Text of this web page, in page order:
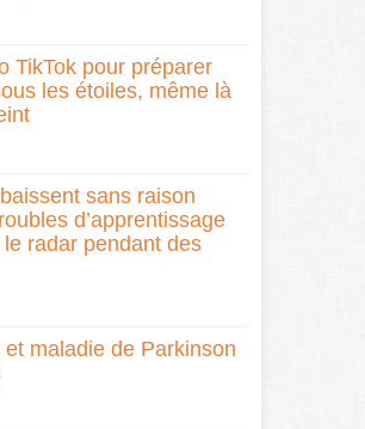
TikTok pour préparer
les étoiles, même là
sans raison
d’apprentissage
radar pendant des
maladie de Parkinson